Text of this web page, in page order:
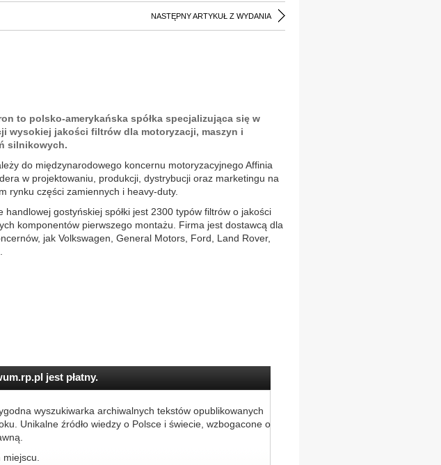
NASTĘPNY ARTYKUŁ Z WYDANIA
to polsko-amerykańska spółka specjalizująca się w
wysokiej jakości filtrów dla motoryzacji, maszyn i
silnikowych.
do międzynarodowego koncernu motoryzacyjnego Affinia
w projektowaniu, produkcji, dystrybucji oraz marketingu na
rynku części zamiennych i heavy-duty.
handlowej gostyńskiej spółki jest 2300 typów filtrów o jakości
komponentów pierwszego montażu. Firma jest dostawcą dla
jak Volkswagen, General Motors, Ford, Land Rover,
jest płatny.
wyszukiwarka archiwalnych tekstów opublikowanych
Unikalne źródło wiedzy o Polsce i świecie, wzbogacone o